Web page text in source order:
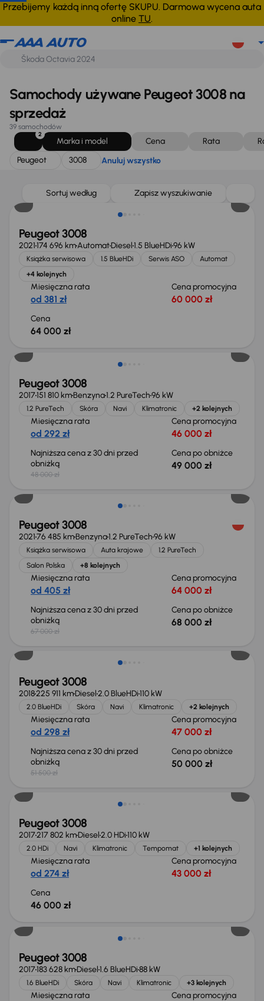
Przebijemy każdą inną ofertę SKUPU. Darmowa wycena auta
online TU.
Peugeot 3008 Anuluj wszystko
Samochody używane Peugeot 3008 na
sprzedaż
39 samochodów
2
Marka i model Cena Rata
Peugeot
3008 Anuluj wszystko
Sortuj według Zapisz wyszukiwanie
Świeżo skupione
Peugeot 3008
2021174 696 kmAutomatDiesel1.5 BlueHDi96 kW
Książka serwisowa 1.5 BlueHDi Serwis ASO
Automat
+4 kolejnych
Miesięczna rata
od 381 zł
Cena promocyjna
60 000 zł
Cena
64 000 zł
Peugeot 3008
2017151 810 kmBenzyna1.2 PureTech96 kW
1.2 PureTech Skóra Navi Klimatronic +2 kolejnych
Miesięczna rata
od 292 zł
Cena promocyjna
46 000 zł
Najniższa cena z 30 dni przed
obniżką
48 000 zł
Cena po obniżce
49 000 zł
Możliwość odliczenia VAT
Peugeot 3008
202176 485 kmBenzyna1.2 PureTech96 kW
Książka serwisowa Auta krajowe
1.2 PureTech
Salon Polska
+8 kolejnych
Miesięczna rata
od 405 zł
Cena promocyjna
64 000 zł
Najniższa cena z 30 dni przed
obniżką
67 000 zł
Cena po obniżce
68 000 zł
Taniej o 1 500 zł
Peugeot 3008
2018225 911 kmDiesel2.0 BlueHDi110 kW
2.0 BlueHDi Skóra Navi Klimatronic +2 kolejnych
Miesięczna rata
od 298 zł
Cena promocyjna
47 000 zł
Najniższa cena z 30 dni przed
obniżką
51 500 zł
Cena po obniżce
50 000 zł
Peugeot 3008
2017217 802 kmDiesel2.0 HDi110 kW
2.0 HDi Navi Klimatronic Tempomat +1 kolejnych
Miesięczna rata
od 274 zł
Cena promocyjna
43 000 zł
Cena
46 000 zł
Peugeot 3008
2017183 628 kmDiesel1.6 BlueHDi88 kW
1.6 BlueHDi Skóra Navi Klimatronic +3 kolejnych
Miesięczna rata Cena promocyjna